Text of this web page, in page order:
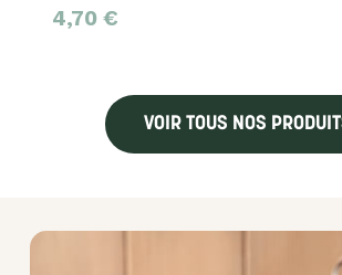
4,70 €
VOIR TOUS NOS